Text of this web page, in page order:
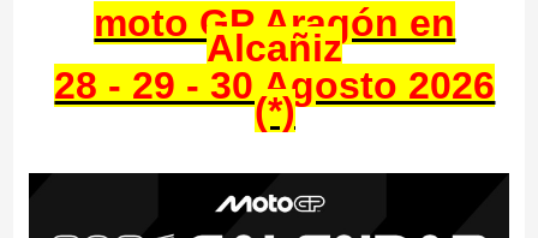
moto GP Aragón en
Alcañiz
28 - 29 - 30 Agosto 2026
(*)